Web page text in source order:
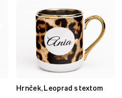
Hrnček, Leoprad s textom